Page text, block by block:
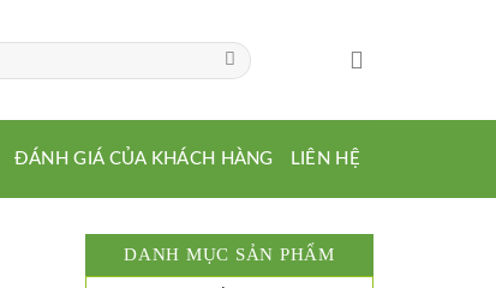
ĐÁNH GIÁ CỦA KHÁCH HÀNG LIÊN HỆ
DANH MỤC SẢN PHẨM